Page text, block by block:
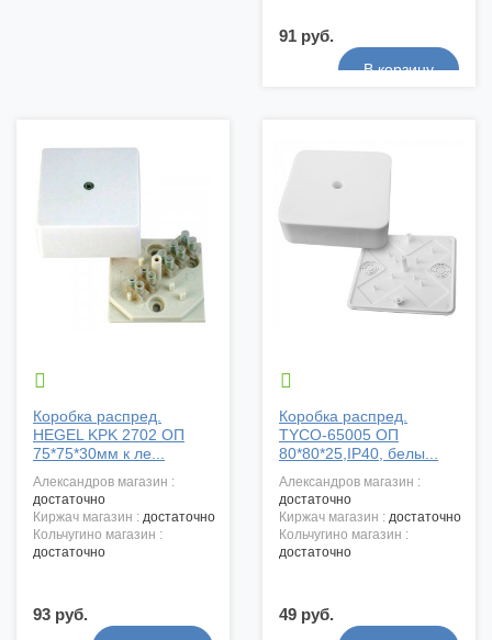
91 руб.

Коробка распред.
HEGEL KPK 2702 ОП
75*75*30мм к ле...
александров магазин :
достаточно
киржач магазин : достаточно
кольчугино магазин :
достаточно
93 руб.

Коробка распред.
TYCO-65005 ОП
80*80*25,IP40, белы...
александров магазин :
достаточно
киржач магазин : достаточно
кольчугино магазин :
достаточно
49 руб.